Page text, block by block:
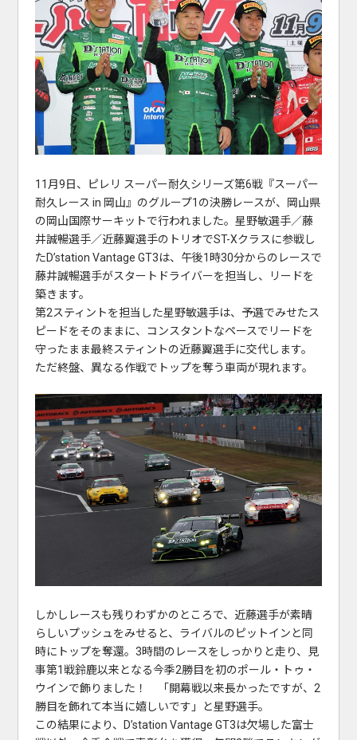
11月9日、ピレリ スーパー耐久シリーズ第6戦『スーパー
耐久レース in 岡山』のグループ1の決勝レースが、岡山県
の岡山国際サーキットで行われました。星野敏選手／藤
井誠暢選手／近藤翼選手のトリオでST-Xクラスに参戦し
たD’station Vantage GT3は、午後1時30分からのレースで
藤井誠暢選手がスタートドライバーを担当し、リードを
築きます。
第2スティントを担当した星野敏選手は、予選でみせたス
ピードをそのままに、コンスタントなペースでリードを
守ったまま最終スティントの近藤翼選手に交代します。
ただ終盤、異なる作戦でトップを奪う車両が現れます。
しかしレースも残りわずかのところで、近藤選手が素晴
らしいプッシュをみせると、ライバルのピットインと同
時にトップを奪還。3時間のレースをしっかりと走り、見
事第1戦鈴鹿以来となる今季2勝目を初のポール・トゥ・
ウインで飾りました！ 「開幕戦以来長かったですが、2
勝目を飾れて本当に嬉しいです」と星野選手。
この結果により、D’station Vantage GT3は欠場した富士